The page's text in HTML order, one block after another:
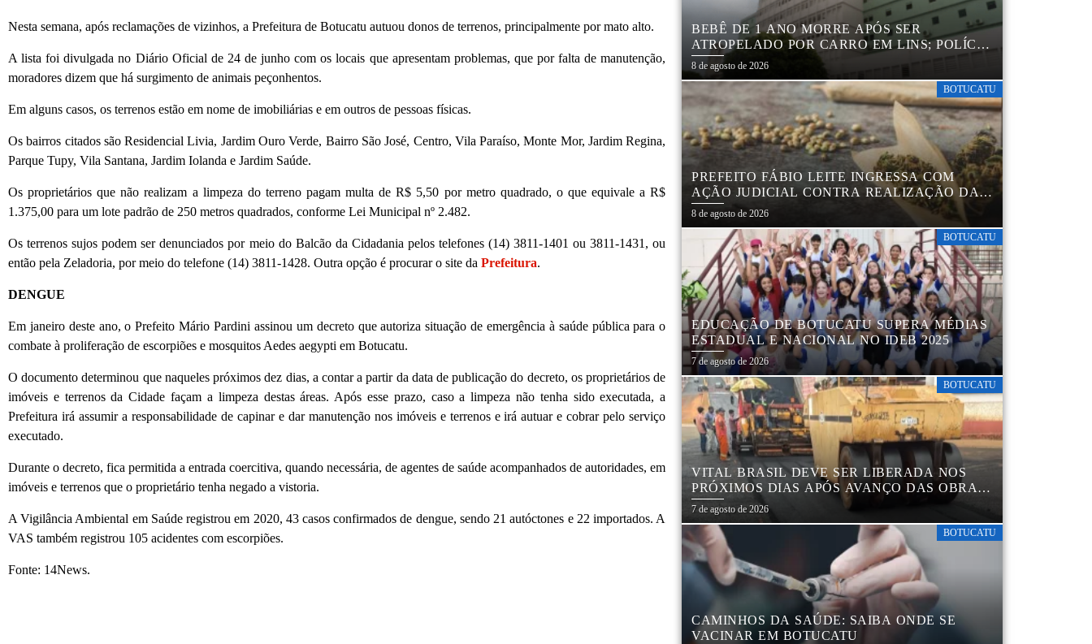
Nesta semana, após reclamações de vizinhos, a Prefeitura de Botucatu autuou donos de terrenos, principalmente por mato alto.
A lista foi divulgada no Diário Oficial de 24 de junho com os locais que apresentam problemas, que por falta de manutenção,
moradores dizem que há surgimento de animais peçonhentos.
Em alguns casos, os terrenos estão em nome de imobiliárias e em outros de pessoas físicas.
Os bairros citados são Residencial Livia, Jardim Ouro Verde, Bairro São José, Centro, Vila Paraíso, Monte Mor, Jardim Regina,
Parque Tupy, Vila Santana, Jardim Iolanda e Jardim Saúde.
Os proprietários que não realizam a limpeza do terreno pagam multa de R$ 5,50 por metro quadrado, o que equivale a R$
1.375,00 para um lote padrão de 250 metros quadrados, conforme Lei Municipal nº 2.482.
Os terrenos sujos podem ser denunciados por meio do Balcão da Cidadania pelos telefones (14) 3811-1401 ou 3811-1431, ou
então pela Zeladoria, por meio do telefone (14) 3811-1428. Outra opção é procurar o site da Prefeitura.
DENGUE
Em janeiro deste ano, o Prefeito Mário Pardini assinou um decreto que autoriza situação de emergência à saúde pública para o
combate à proliferação de escorpiões e mosquitos Aedes aegypti em Botucatu.
O documento determinou que naqueles próximos dez dias, a contar a partir da data de publicação do decreto, os proprietários de
imóveis e terrenos da Cidade façam a limpeza destas áreas. Após esse prazo, caso a limpeza não tenha sido executada, a
Prefeitura irá assumir a responsabilidade de capinar e dar manutenção nos imóveis e terrenos e irá autuar e cobrar pelo serviço
executado.
Durante o decreto, fica permitida a entrada coercitiva, quando necessária, de agentes de saúde acompanhados de autoridades, em
imóveis e terrenos que o proprietário tenha negado a vistoria.
A Vigilância Ambiental em Saúde registrou em 2020, 43 casos confirmados de dengue, sendo 21 autóctones e 22 importados. A
VAS também registrou 105 acidentes com escorpiões.
Fonte: 14News.
BEBÊ DE 1 ANO MORRE APÓS SER
ATROPELADO POR CARRO EM LINS; POLÍCIA
CIVIL INVESTIGA ACIDENTE
8 de agosto de 2026
BOTUCATU
PREFEITO FÁBIO LEITE INGRESSA COM
AÇÃO JUDICIAL CONTRA REALIZAÇÃO DA
MARCHA DA MACONHA EM BOTUCATU
8 de agosto de 2026
BOTUCATU
EDUCAÇÃO DE BOTUCATU SUPERA MÉDIAS
ESTADUAL E NACIONAL NO IDEB 2025
7 de agosto de 2026
BOTUCATU
VITAL BRASIL DEVE SER LIBERADA NOS
PRÓXIMOS DIAS APÓS AVANÇO DAS OBRAS
NA REGIÃO DA RODOVIÁRIA
7 de agosto de 2026
BOTUCATU
CAMINHOS DA SAÚDE: SAIBA ONDE SE
VACINAR EM BOTUCATU